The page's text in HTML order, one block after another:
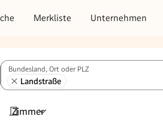
Merkliste Unternehmen
Bundesland, Ort oder PLZ
Landstraße
Zimmer